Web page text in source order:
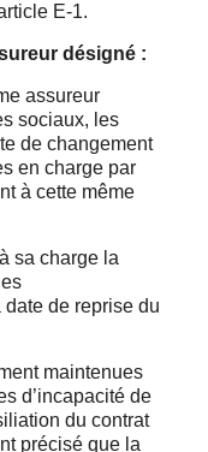
E-1.
désigné :
assureur
sociaux, les
de changement
en charge par
à cette même
sa charge la
de reprise du
maintenues
d’incapacité de
du contrat
précisé que la